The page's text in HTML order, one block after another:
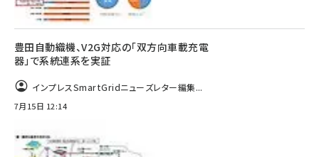
豊田自動織機、V2G対応の「双方向車載充電
器」で系統連系を実証
インプレスSmartGridニューズレター編集...
7月15日 12:14